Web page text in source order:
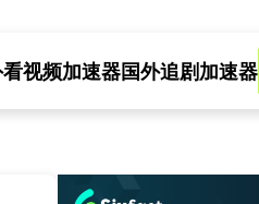
视频加速器国外追剧加速器